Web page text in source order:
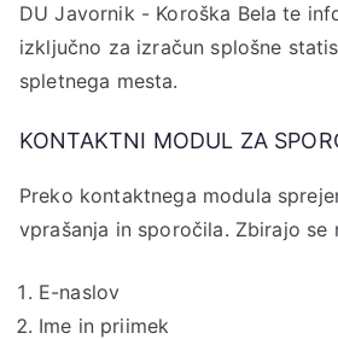
DU Javornik - Koroška Bela te
izključno za izračun splošne
spletnega mesta.
KONTAKTNI MODUL ZA
Preko kontaktnega modula
vprašanja in sporočila. Zbirajo se
E-naslov
Ime in priimek